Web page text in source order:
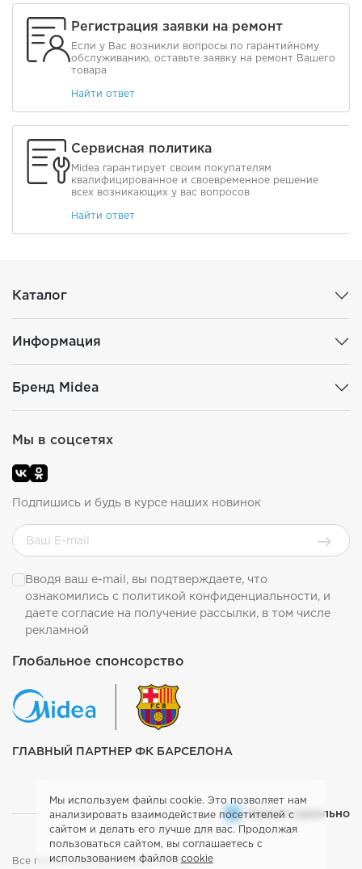
Регистрация заявки на ремонт
Если у Вас возникли вопросы по гарантийному
обслуживанию, оставьте заявку на ремонт Вашего
товара
Найти ответ
Сервисная политика
Midea гарантирует своим покупателям
квалифицированное и своевременное решение
всех возникающих у вас вопросов
Найти ответ
Каталог
Информация
Бренд Midea
Глобальное спонсорство
ГЛАВНЫЙ ПАРТНЕР ФК БАРСЕЛОНА
Мы в соцсетях
Подпишись и будь в курсе наших новинок
Вводя ваш e-mail, вы подтверждаете, что
ознакомились с политикой конфиденциальности, и
даете согласие на получение рассылки, в том числе
рекламной
Просто идеально
Все права защищены. 2026. Midea
Мы используем файлы cookie. Это позволяет нам
анализировать взаимодействие посетителей с
сайтом и делать его лучше для вас. Продолжая
пользоваться сайтом, вы соглашаетесь с
использованием файлов cookie